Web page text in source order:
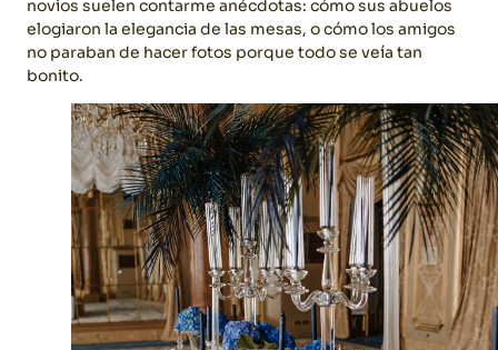
novios suelen contarme anécdotas: cómo sus abuelos
elogiaron la elegancia de las mesas, o cómo los amigos
no paraban de hacer fotos porque todo se veía tan
bonito.